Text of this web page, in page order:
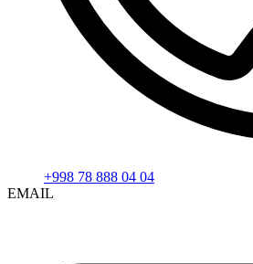
+998 78 888 04 04
EMAIL